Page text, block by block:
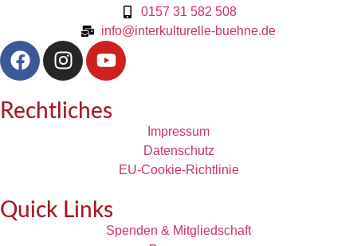
0157 31 582 508
info@interkulturelle-buehne.de
Rechtliches
Impressum
Datenschutz
EU-Cookie-Richtlinie
Quick Links
Spenden & Mitgliedschaft